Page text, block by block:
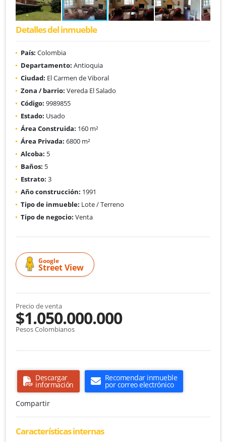
Detalles del inmueble
País: Colombia
Departamento: Antioquia
Ciudad: El Carmen de Viboral
Zona / barrio: Vereda El Salado
Código: 9989855
Estado: Usado
Área Construida: 160 m²
Área Privada: 6800 m²
Alcoba: 5
Baños: 5
Estrato: 3
Año construcción: 1991
Tipo de inmueble: Lote / Terreno
Tipo de negocio: Venta
Google
Street View
Precio de venta
$1.050.000.000
Pesos Colombianos
Descargar
información
Recomendar inmueble
por correo electrónico
Compartir
Características internas